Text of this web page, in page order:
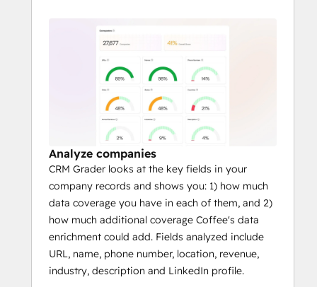
Analyze companies
CRM Grader looks at the key fields in your
company records and shows you: 1) how much
data coverage you have in each of them, and 2)
how much additional coverage Coffee's data
enrichment could add. Fields analyzed include
URL, name, phone number, location, revenue,
industry, description and LinkedIn profile.